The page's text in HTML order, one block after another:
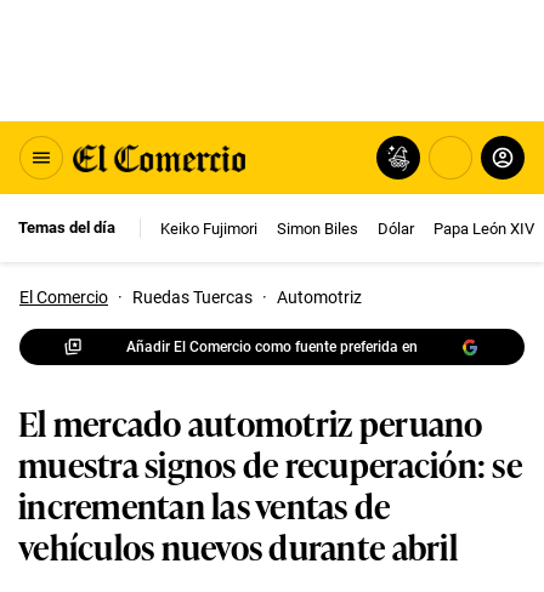
Temas del día Keiko Fujimori Simon Biles Dólar Papa León XIV
El Comercio · Ruedas Tuercas · Automotriz
Añadir El Comercio como fuente preferida en
El mercado automotriz peruano
muestra signos de recuperación: se
incrementan las ventas de
vehículos nuevos durante abril